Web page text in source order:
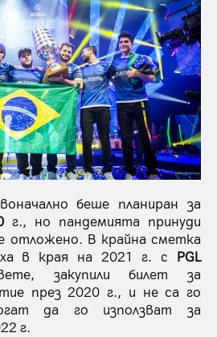
беше планиран за
г., но пандемията принуди
отложено. В крайна сметка
в края на 2021 г. с PGL
закупили билет за
през 2020 г., и не са го
да го използват за
г.